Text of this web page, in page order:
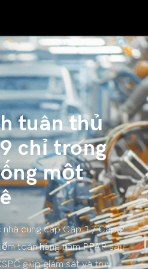
tuân thủ
chỉ trong
một
cung cấp Cấp 1 / Cấp 2.
toán hàng năm PPAP sau
giúp giám sát và truy